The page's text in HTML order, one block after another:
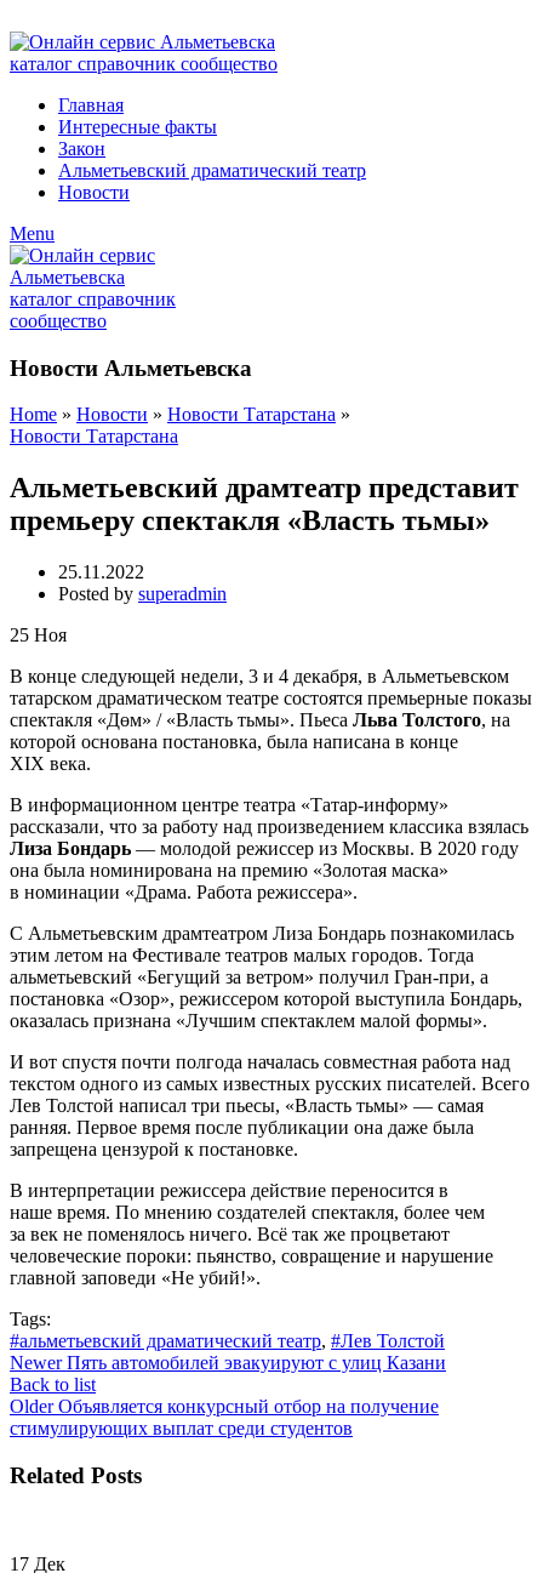
Главная
Интересные факты
Закон
Альметьевский драматический театр
Новости
Menu
Новости Альметьевска
Home » Новости » Новости Татарстана »
Новости Татарстана
Альметьевский драмтеатр представит
премьеру спектакля «Власть тьмы»
25.11.2022
Posted by superadmin
25 Ноя
В конце следующей недели, 3 и 4 декабря, в Альметьевском
татарском драматическом театре состоятся премьерные показы
спектакля «Дөм» / «Власть тьмы». Пьеса Льва Толстого, на
которой основана постановка, была написана в конце
XIX века.
В информационном центре театра «Татар-информу»
рассказали, что за работу над произведением классика взялась
Лиза Бондарь — молодой режиссер из Москвы. В 2020 году
она была номинирована на премию «Золотая маска»
в номинации «Драма. Работа режиссера».
С Альметьевским драмтеатром Лиза Бондарь познакомилась
этим летом на Фестивале театров малых городов. Тогда
альметьевский «Бегущий за ветром» получил Гран-при, а
постановка «Озор», режиссером которой выступила Бондарь,
оказалась признана «Лучшим спектаклем малой формы».
И вот спустя почти полгода началась совместная работа над
текстом одного из самых известных русских писателей. Всего
Лев Толстой написал три пьесы, «Власть тьмы» — самая
ранняя. Первое время после публикации она даже была
запрещена цензурой к постановке.
В интерпретации режиссера действие переносится в
наше время. По мнению создателей спектакля, более чем
за век не поменялось ничего. Всё так же процветают
человеческие пороки: пьянство, совращение и нарушение
главной заповеди «Не убий!».
Tags:
#альметьевский драматический театр, #Лев Толстой
Newer Пять автомобилей эвакуируют с улиц Казани
Back to list
Older Объявляется конкурсный отбор на получение
стимулирующих выплат среди студентов
Related Posts
17 Дек